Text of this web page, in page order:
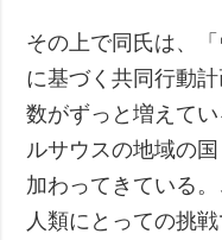
その上で同氏は、
に基づく共同行動
数がずっと増えて
ルサウスの地域の
加わってきている
人類にとっての挑